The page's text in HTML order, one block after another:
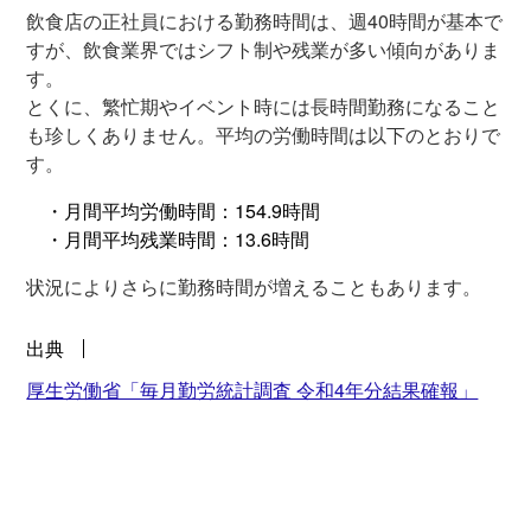
飲食店の正社員における勤務時間は、週40時間が基本で
すが、飲食業界ではシフト制や残業が多い傾向がありま
す。
とくに、繁忙期やイベント時には長時間勤務になること
も珍しくありません。平均の労働時間は以下のとおりで
す。
・月間平均労働時間：154.9時間
・月間平均残業時間：13.6時間
状況によりさらに勤務時間が増えることもあります。
出典
厚生労働省「毎月勤労統計調査 令和4年分結果確報」